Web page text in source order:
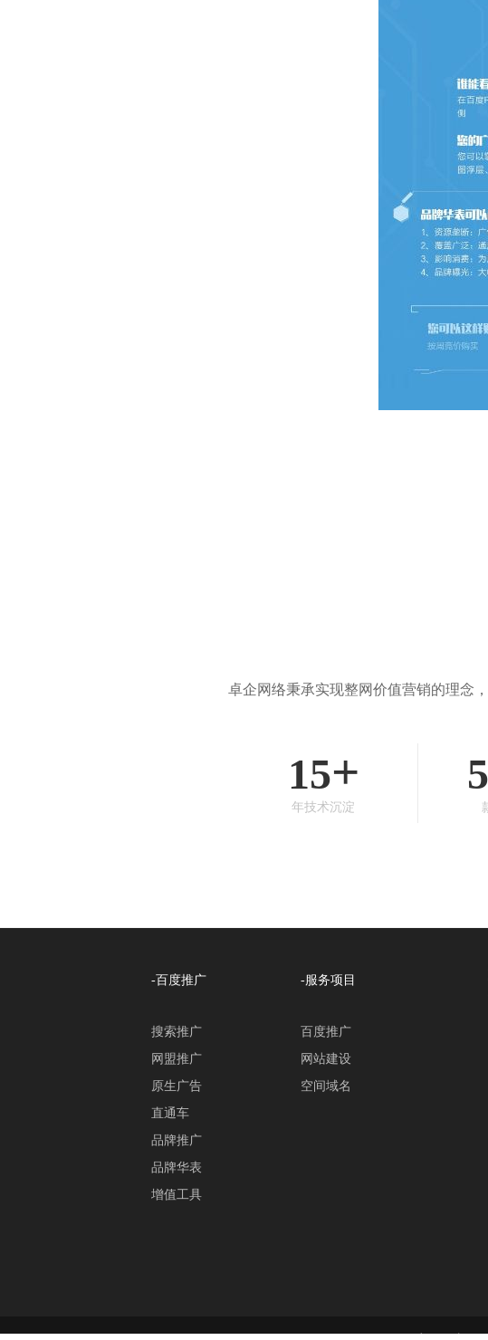
卓企网络秉承实现整网价值营销的理念
15+
年技术沉淀
-百度推广
搜索推广
网盟推广
原生广告
直通车
品牌推广
品牌华表
增值工具
-服务项目
百度推广
网站建设
空间域名